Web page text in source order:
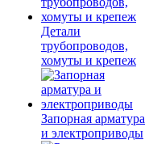
Детали
трубопроводов,
хомуты и крепеж
Запорная арматура
и электроприводы